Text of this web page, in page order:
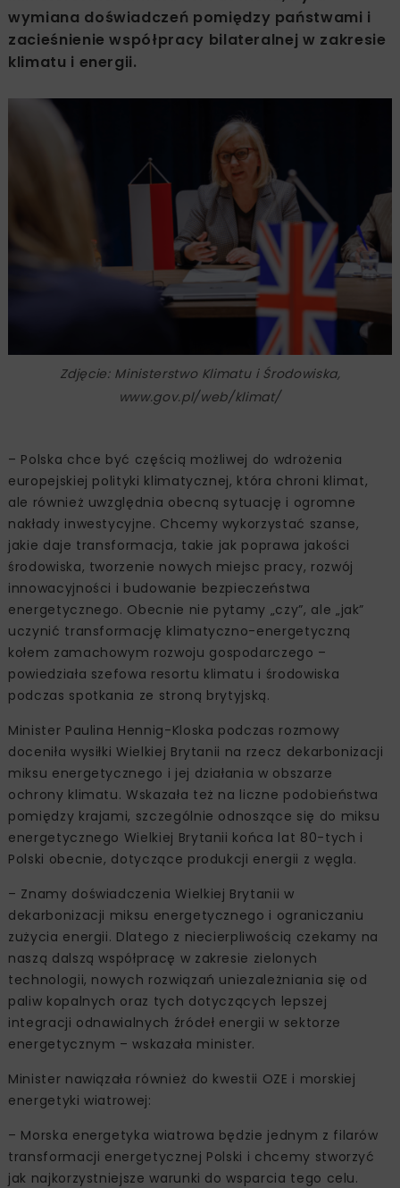
wymiana doświadczeń pomiędzy państwami i
zacieśnienie współpracy bilateralnej w zakresie
klimatu i energii.
Zdjęcie: Ministerstwo Klimatu i Środowiska,
www.gov.pl/web/klimat/
– Polska chce być częścią możliwej do wdrożenia
europejskiej polityki klimatycznej, która chroni klimat,
ale również uwzględnia obecną sytuację i ogromne
nakłady inwestycyjne. Chcemy wykorzystać szanse,
jakie daje transformacja, takie jak poprawa jakości
środowiska, tworzenie nowych miejsc pracy, rozwój
innowacyjności i budowanie bezpieczeństwa
energetycznego. Obecnie nie pytamy „czy”, ale „jak”
uczynić transformację klimatyczno-energetyczną
kołem zamachowym rozwoju gospodarczego –
powiedziała szefowa resortu klimatu i środowiska
podczas spotkania ze stroną brytyjską.
Minister Paulina Hennig-Kloska podczas rozmowy
doceniła wysiłki Wielkiej Brytanii na rzecz dekarbonizacji
miksu energetycznego i jej działania w obszarze
ochrony klimatu. Wskazała też na liczne podobieństwa
pomiędzy krajami, szczególnie odnoszące się do miksu
energetycznego Wielkiej Brytanii końca lat 80-tych i
Polski obecnie, dotyczące produkcji energii z węgla.
– Znamy doświadczenia Wielkiej Brytanii w
dekarbonizacji miksu energetycznego i ograniczaniu
zużycia energii. Dlatego z niecierpliwością czekamy na
naszą dalszą współpracę w zakresie zielonych
technologii, nowych rozwiązań uniezależniania się od
paliw kopalnych oraz tych dotyczących lepszej
integracji odnawialnych źródeł energii w sektorze
energetycznym – wskazała minister.
Minister nawiązała również do kwestii OZE i morskiej
energetyki wiatrowej:
– Morska energetyka wiatrowa będzie jednym z filarów
transformacji energetycznej Polski i chcemy stworzyć
jak najkorzystniejsze warunki do wsparcia tego celu.